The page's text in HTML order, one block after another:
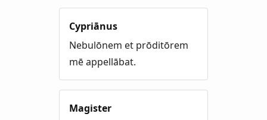
Cypriānus
Nebulōnem et prōditōrem
mē appellābat.
Magister